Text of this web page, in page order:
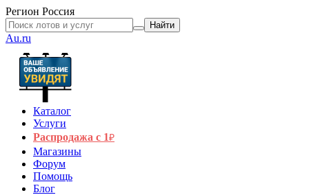
Регион Россия
Найти
Au.ru
Каталог
Услуги
Распродажа с 1₽
Магазины
Форум
Помощь
Блог